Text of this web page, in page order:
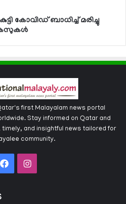
കോവിഡ് ബാധിച്ച് മരിച്ചു
first Malayalam news portal
Stay informed on Qatar and
and insightful news tailored for
community.
FacebookInstagram